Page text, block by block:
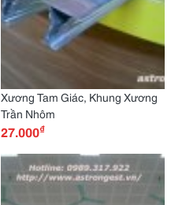
Xương Tam Giác, Khung Xương
Trần Nhôm
27.000₫